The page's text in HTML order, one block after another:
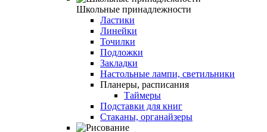
Школьные принадлежности
Ластики
Линейки
Точилки
Подложки
Закладки
Настольные лампи, светильники
Планеры, расписания
Таймеры
Подставки для книг
Стаканы, органайзеры